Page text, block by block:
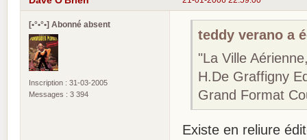
[•°•°•] Abonné absent
Inscription : 31-03-2005
Messages : 3 394
teddy verano a
"La Ville
H.De Graffigny
Grand Format
Existe en reliure